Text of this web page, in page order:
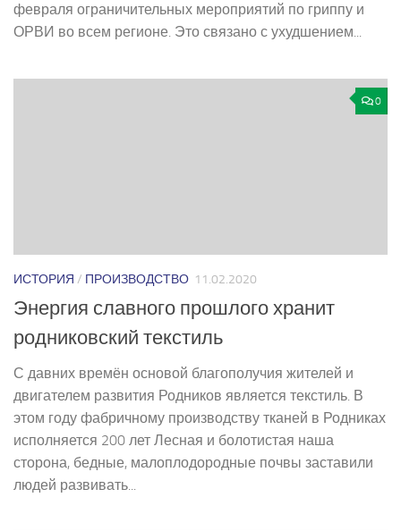
февраля ограничительных мероприятий по гриппу и
ОРВИ во всем регионе. Это связано с ухудшением...
0
ИСТОРИЯ / ПРОИЗВОДСТВО 11.02.2020
Энергия славного прошлого хранит
родниковский текстиль
С давних времён основой благополучия жителей и
двигателем развития Родников является текстиль. В
этом году фабричному производству тканей в Родниках
исполняется 200 лет Лесная и болотистая наша
сторона, бедные, малоплодородные почвы заставили
людей развивать...